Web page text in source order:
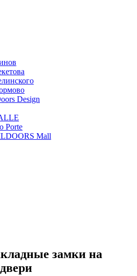
Design
Portе
Mall
замки на